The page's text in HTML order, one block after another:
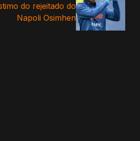
do rejeitado do
Napoli Osimhen